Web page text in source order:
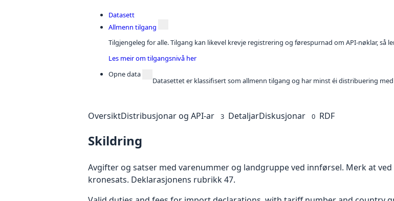
Datasett
Allmenn tilgang
Tilgjengeleg for alle. Tilgang kan likevel krevje registrering og førespurnad om API-nøklar, så
Les meir om tilgangsnivå her
Opne data
Datasettet er klassifisert som allmenn tilgang og har minst éi distribuering
OversiktDistribusjonar og API-ar 3 DetaljarDiskusjonar 0 RDF
Skildring
Avgifter og satser med varenummer og landgruppe ved innførsel. Merk at
kronesats. Deklarasjonens rubrikk 47.